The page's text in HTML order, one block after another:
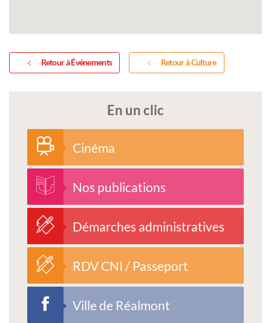
Retour à Événements Retour à Culture
En un clic
Cinéma
Nos publications
Démarches administratives
RDV CNI / Passeport
Ville de Réalmont